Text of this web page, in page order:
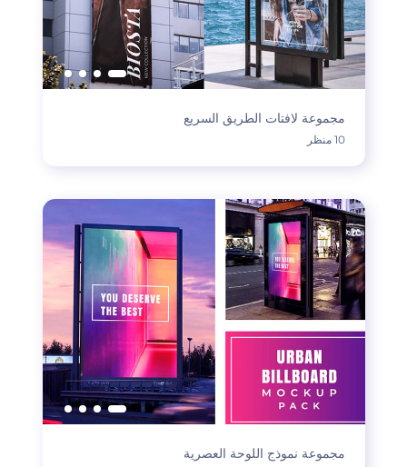
مجموعة لافتات الطريق السريع
10 منظر
مجموعة نموذج اللوحة العصرية